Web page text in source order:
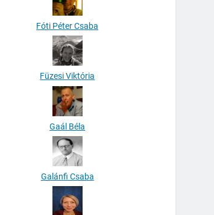
Fóti Péter Csaba
Füzesi Viktória
Gaál Béla
Galánfi Csaba